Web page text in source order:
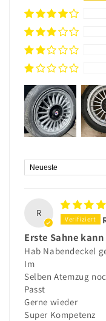
Sort by
R
Erste Sahne
Hab Nabendeckel
Im
Selben Atemzug
Passt
Gerne wieder
Super Kompetenz